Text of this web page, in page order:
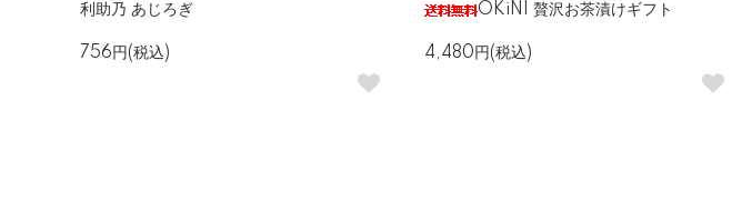
利助乃 あじろぎ
756円(税込)
OKiNI 贅沢お茶漬けギフト
4,480円(税込)